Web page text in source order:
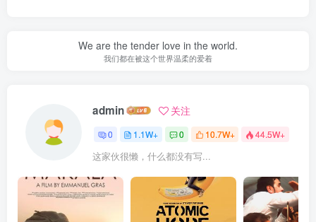
We are the tender love in the world.
我们都在被这个世界温柔的爱着
admin 关注
0 1.1W+ 0 10.7W+ 44.5W+
这家伙很懒，什么都没有写...